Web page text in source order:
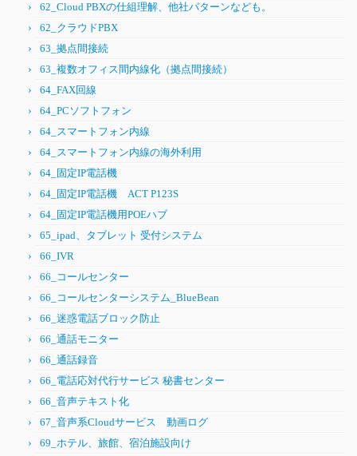
62_Cloud PBXの仕組理解、他社パターンなども。
62_クラウドPBX
63_拠点間接続
63_複数オフィス間内線化（拠点間接続）
64_FAX回線
64_PCソフトフォン
64_スマートフォン内線
64_スマートフォン内線の海外利用
64_固定IP電話機
64_固定IP電話機 ACT P123S
64_固定IP電話機用POEハブ
65_ipad、タブレット 受付システム
66_IVR
66_コールセンター
66_コールセンターシステム_BlueBean
66_迷惑電話ブロック防止
66_通話モニター
66_通話録音
66_電話応対代行サービス 秘書センター
66_音声テキスト化
67_音声系Cloudサービス 動画ログ
69_ホテル、旅館、宿泊施設向け